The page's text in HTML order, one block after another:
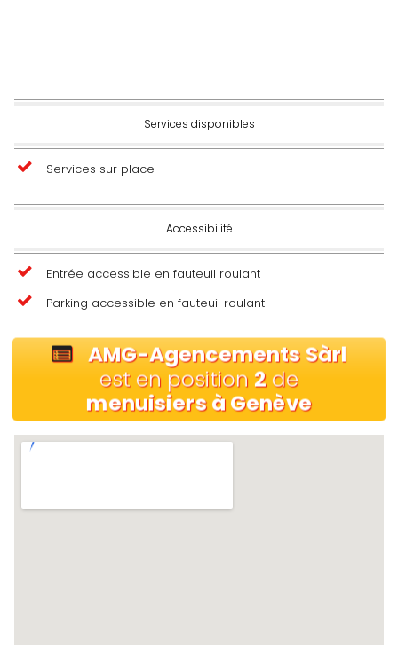
Services disponibles
Services sur place
Accessibilité
Entrée accessible en fauteuil roulant
Parking accessible en fauteuil roulant
AMG-Agencements Sàrl
est en position 2 de
menuisiers à Genève